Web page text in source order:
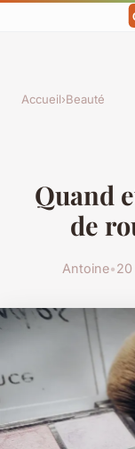
Accueil›Beauté
Quand
de
Antoine•